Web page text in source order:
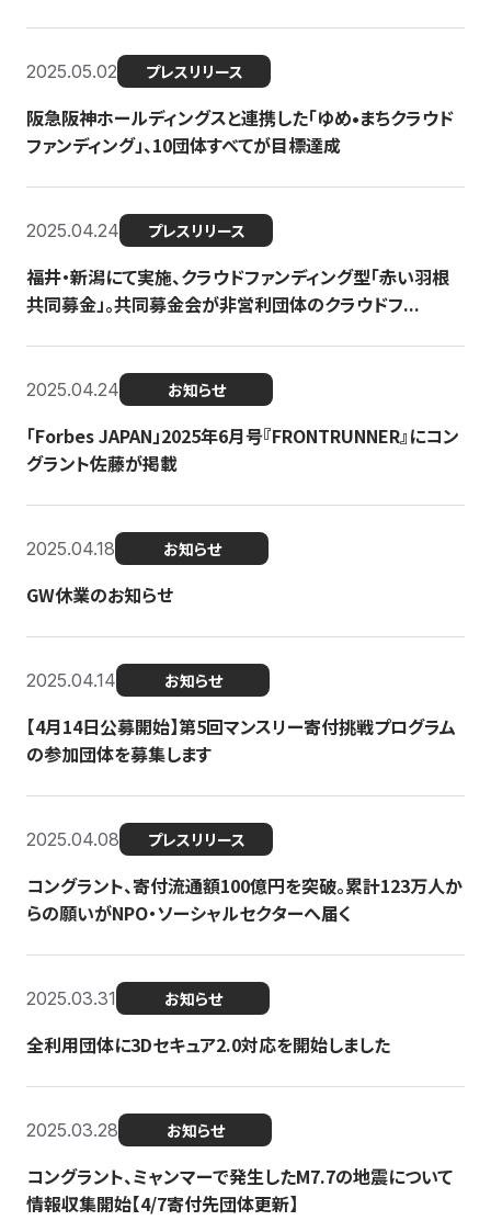
2025.05.02 プレスリリース
阪急阪神ホールディングスと連携した「ゆめ•まちクラウド
ファンディング」、10団体すべてが目標達成
2025.04.24 プレスリリース
福井・新潟にて実施、クラウドファンディング型「赤い羽根
共同募金」。共同募金会が非営利団体のクラウドフ...
2025.04.24 お知らせ
「Forbes JAPAN」2025年6月号『FRONTRUNNER』にコン
グラント佐藤が掲載
2025.04.18 お知らせ
GW休業のお知らせ
2025.04.14 お知らせ
【4月14日公募開始】第5回マンスリー寄付挑戦プログラム
の参加団体を募集します
2025.04.08 プレスリリース
コングラント、寄付流通額100億円を突破。累計123万人か
らの願いがNPO・ソーシャルセクターへ届く
2025.03.31 お知らせ
全利用団体に3Dセキュア2.0対応を開始しました
2025.03.28 お知らせ
コングラント、ミャンマーで発生したM7.7の地震について
情報収集開始【4/7寄付先団体更新】